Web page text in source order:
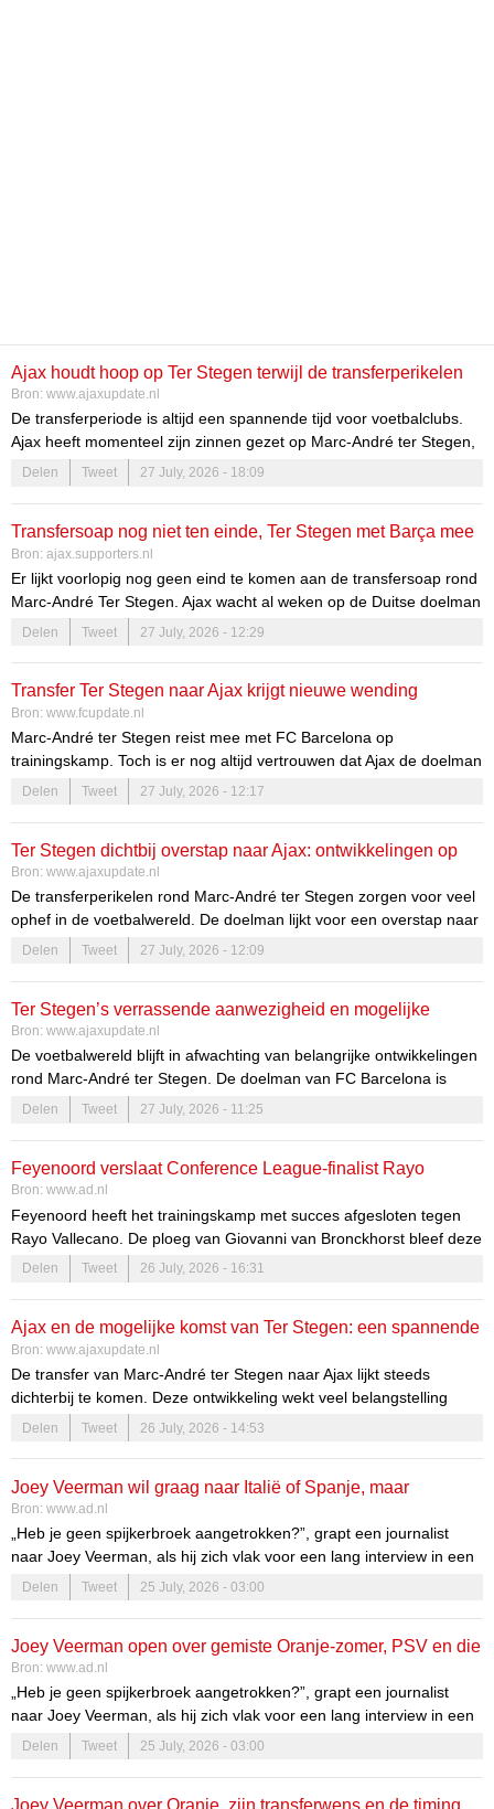
Ajax houdt hoop op Ter Stegen terwijl de transferperikelen
aanhouden
Bron: www.ajaxupdate.nl
De transferperiode is altijd een spannende tijd voor voetbalclubs.
Ajax heeft momenteel zijn zinnen gezet op Marc-André ter Stegen,
maar de weg naar een mogelijke deal is niet zonder hobbels. De
belangstelling voor de Duitse doelman van FC Barcelona heeft fans
razend tempo op. Het is een verhaal vol hoop, strategische keuzes
en de dynamiek van de transfermarkt.
Delen Tweet 27 July, 2026 - 18:09
Transfersoap nog niet ten einde, Ter Stegen met Barça mee
op trainingskamp
Bron: ajax.supporters.nl
Er lijkt voorlopig nog geen eind te komen aan de transfersoap rond
Marc-André Ter Stegen. Ajax wacht al weken op de Duitse doelman
van FC Barcelona, maar lijkt voorlopig nog meer geduld te moeten
betrachten....
Delen Tweet 27 July, 2026 - 12:29
Transfer Ter Stegen naar Ajax krijgt nieuwe wending
Bron: www.fcupdate.nl
Marc-André ter Stegen reist mee met FC Barcelona op
trainingskamp. Toch is er nog altijd vertrouwen dat Ajax de doelman
kan vastleggen.
Delen Tweet 27 July, 2026 - 12:17
Ter Stegen dichtbij overstap naar Ajax: ontwikkelingen op
trainingskamp Barcelona
Bron: www.ajaxupdate.nl
De transferperikelen rond Marc-André ter Stegen zorgen voor veel
ophef in de voetbalwereld. De doelman lijkt voor een overstap naar
Ajax te staan, terwijl hij momenteel met FC Barcelona op
trainingskamp is in Engeland.
Ter Stegen en zijn toekomst bij Ajax
Marc-André ter Stegen, 34 jaar oud, heeft de kans om zijn carrière
een nieuwe wending te geven. De gesprekken tussen Ajax en
Barcelona verlopen soepel, wat de kans op een transfer vergroot.
Delen Tweet 27 July, 2026 - 12:09
Ter Stegen’s verrassende aanwezigheid en mogelijke
overstap naar Ajax
Bron: www.ajaxupdate.nl
De voetbalwereld blijft in afwachting van belangrijke ontwikkelingen
rond Marc-André ter Stegen. De doelman van FC Barcelona is
recentelijk op het trainingscomplex gespot, wat vragen oproept
over zijn toekomst. De geruchtenstroom rondom zijn mogelijke
fans, media en experts trekt.
Delen Tweet 27 July, 2026 - 11:25
Feyenoord verslaat Conference League-finalist Rayo
Vallecano en blijft ongeslagen in voorbereiding
Bron: www.ad.nl
Feyenoord heeft het trainingskamp met succes afgesloten tegen
Rayo Vallecano. De ploeg van Giovanni van Bronckhorst bleef deze
voorbereiding ongeslagen en won na 120 minuten met 2-1 van de
Conference League-finalist van afgelopen seizoen.
Delen Tweet 26 July, 2026 - 16:31
Ajax en de mogelijke komst van Ter Stegen: een spannende
ontwikkeling
Bron: www.ajaxupdate.nl
De transfer van Marc-André ter Stegen naar Ajax lijkt steeds
dichterbij te komen. Deze ontwikkeling wekt veel belangstelling
onder de supporters en analisten. De geruchten rondom deze
transfer zorgen voor een mix van enthousiasme en speculatie
deze doelman zou betekenen voor de club en haar ambities.
Delen Tweet 26 July, 2026 - 14:53
Joey Veerman wil graag naar Italië of Spanje, maar
waardeert ook wat hij bij PSV heeft: ‘Het is hier geen
gevangenis, hè’
Bron: www.ad.nl
„Heb je geen spijkerbroek aangetrokken?”, grapt een journalist
naar Joey Veerman, als hij zich vlak voor een lang interview in een
van de stoelen van het spelershotel van PSV nestelt. De
middenvelder van PSV kan het gebbetje tijdens het trainingskamp
zomer beleefd en komt er nog een zomerse transfer?
Delen Tweet 25 July, 2026 - 03:00
Joey Veerman open over gemiste Oranje-zomer, PSV en die
eeuwige transferwens: ‘Ik zeg het al vier jaar’
Bron: www.ad.nl
„Heb je geen spijkerbroek aangetrokken?”, grapt een journalist
naar Joey Veerman, als hij zich vlak voor een lang interview in een
van de stoelen van het spelershotel van PSV nestelt. De
middenvelder van PSV kan het gebbetje tijdens het trainingskamp
Delen Tweet 25 July, 2026 - 03:00
Joey Veerman over Oranje, zijn transfer­wens en de timing